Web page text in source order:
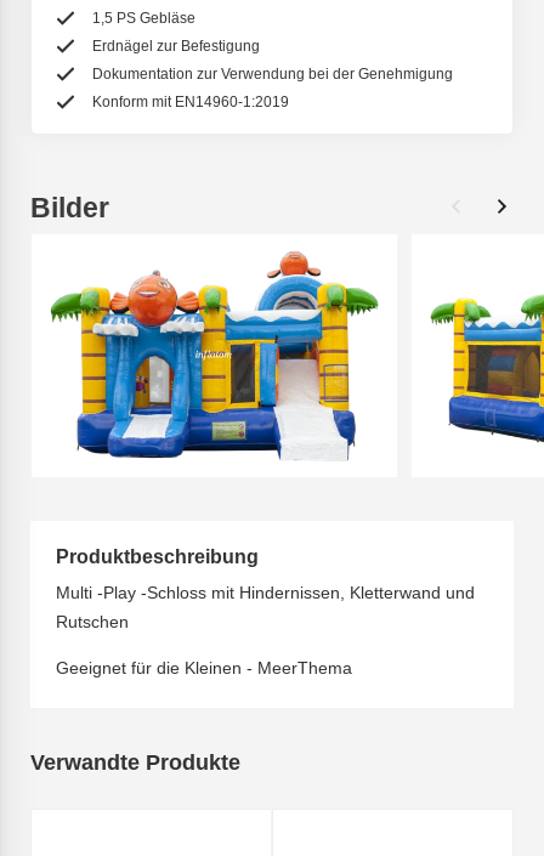
1,5 PS Gebläse
Erdnägel zur Befestigung
Dokumentation zur Verwendung bei der Genehmigung
Konform mit EN14960-1:2019
Bilder
Produktbeschreibung
Multi -Play -Schloss mit Hindernissen, Kletterwand und
Rutschen
Geeignet für die Kleinen - MeerThema
Verwandte Produkte